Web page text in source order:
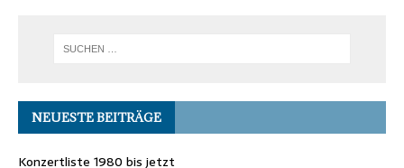
NEUESTE BEITRÄGE
Konzertliste 1980 bis jetzt